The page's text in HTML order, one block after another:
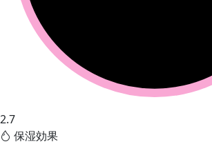
2.7
保湿効果